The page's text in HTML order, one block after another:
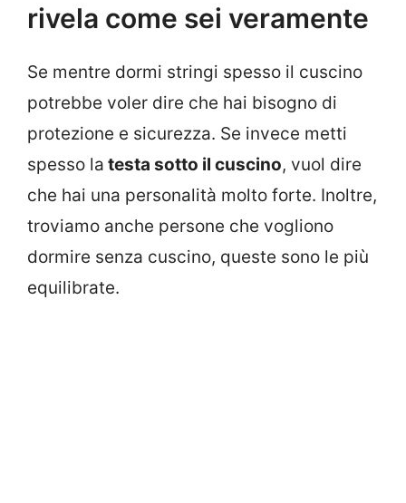
rivela come sei veramente
Se mentre dormi stringi spesso il cuscino
potrebbe voler dire che hai bisogno di
protezione e sicurezza. Se invece metti
spesso la testa sotto il cuscino, vuol dire
che hai una personalità molto forte. Inoltre,
troviamo anche persone che vogliono
dormire senza cuscino, queste sono le più
equilibrate.